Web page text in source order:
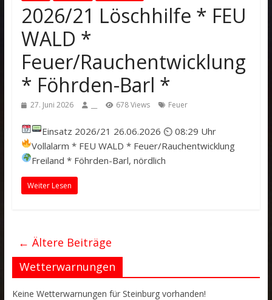
2026/21 Löschhilfe * FEU
WALD *
Feuer/Rauchentwicklung
* Föhrden-Barl *
27. Juni 2026 678 Views Feuer
Einsatz 2026/21 26.06.2026 ⏲ 08:29 Uhr
Vollalarm * FEU WALD * Feuer/Rauchentwicklung
Freiland * Föhrden-Barl, nördlich
Weiter Lesen
← Ältere Beiträge
Wetterwarnungen
Keine Wetterwarnungen für Steinburg vorhanden!